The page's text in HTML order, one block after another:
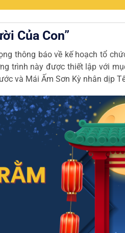
Của Con”
thông báo về kế hoạch tổ
trình này được thiết lập với
và Mái Ấm Sơn Kỳ nhân dịp